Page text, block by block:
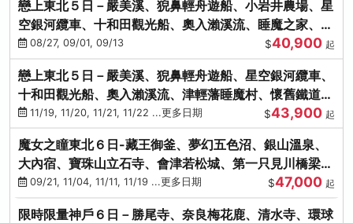
戀上東北５日－嚴美溪、猊鼻輕舟遊船、小岩井農場、星
空銀河纜車、十和田觀光船、奧入瀨溪流、睡魔之家、朱
紅社殿（仙台／青森）
08/27, 09/01, 09/13 $40,900 起
戀上東北５日－嚴美溪、猊鼻輕舟遊船、星空銀河纜車、
十和田觀光船、奧入瀨溪流、津輕藩睡魔村、懷舊鐵道
（青森／仙台）
11/19, 11/20, 11/21, 11/22 ...更多日期 $43,900 起
魔女之瞳東北６日-藏王御釜、夢幻五色沼、銀山溫泉、
大內宿、寶珠山立石寺、會津若松城、第一只見川橋梁、
燒肉吃到飽
09/21, 11/04, 11/11, 11/19 ...更多日期 $47,000 起
限時限量神戶６日－勝尾寺、奈良梅花鹿、清水寺、環球